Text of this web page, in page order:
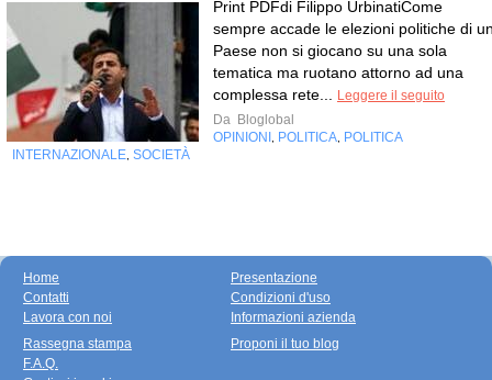
Print PDFdi Filippo UrbinatiCome
sempre accade le elezioni politiche di
Paese non si giocano su una sola
tematica ma ruotano attorno ad una
complessa rete...
Leggere il seguito
Da Bloglobal
OPINIONI
POLITICA POLITICA
INTERNAZIONALE SOCIETÀ
Home
Contatti
Lavora con noi
Presentazione
Condizioni d'uso
Informazioni azienda
Rassegna stampa
F.A.Q.
Proponi il tuo blog